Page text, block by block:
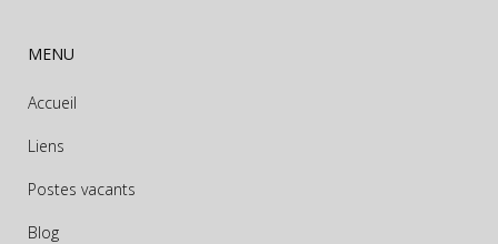
MENU
Accueil
Liens
Postes vacants
Blog